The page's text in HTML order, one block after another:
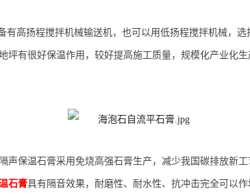
有高扬程搅拌机械输送机，也可以用低扬程搅拌机械，选
坪有很好保温作用， 较好提高施工质量， 规模化产业化生
声保温石膏采用免烧高强石膏生产， 减少我国碳排放新工
石膏具有隔音效果，耐磨性、耐水性、抗冲击完全可以作